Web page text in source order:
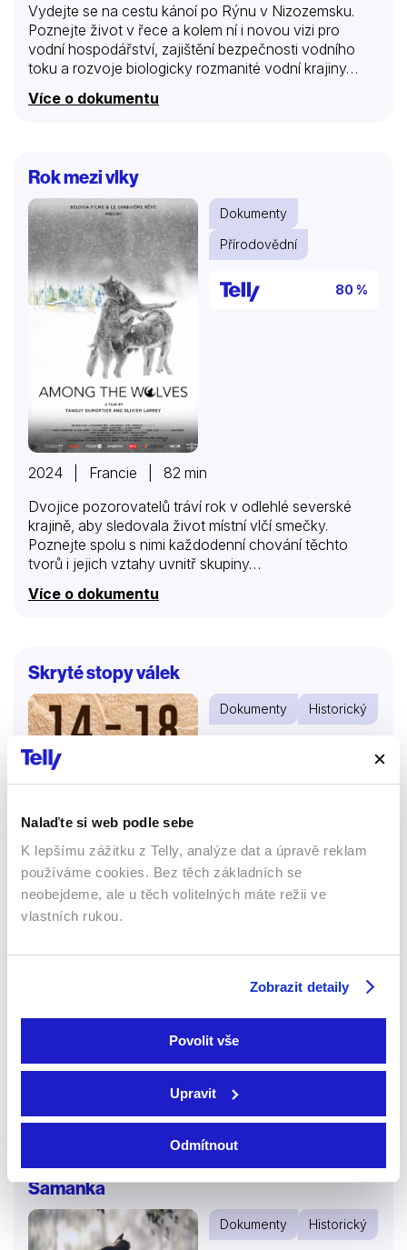
Nalaďte si web podle sebe
K lepšímu zážitku z Telly, analýze dat a úpravě reklam
používáme cookies. Bez těch základních se
neobejdeme, ale u těch volitelných máte režii ve
vlastních rukou.
Zobrazit detaily
Povolit vše
Upravit
Odmítnout
Vydejte se na cestu kánoí po Rýnu v Nizozemsku.
Poznejte život v řece a kolem ní i novou vizi pro
vodní hospodářství, zajištění bezpečnosti vodního
toku a rozvoje biologicky rozmanité vodní krajiny…
Více o dokumentu
Rok mezi vlky
Dokumenty
Přírodovědní
80 %
2024 | Francie | 82 min
Dvojice pozorovatelů tráví rok v odlehlé severské
krajině, aby sledovala život místní vlčí smečky.
Poznejte spolu s nimi každodenní chování těchto
tvorů i jejich vztahy uvnitř skupiny…
Více o dokumentu
Skryté stopy válek
Dokumenty Historický
3D rekonstrukce se propojují v investigativním
pořadu, který odhaluje skryté souvislosti klíčových
válečných událostí a ukazuje bojiště v novém,
Šamanka
Dokumenty Historický